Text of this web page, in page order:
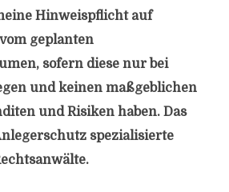
Hinweispflicht auf
geplanten
sofern diese nur bei
und keinen maßgeblichen
und Risiken haben. Das
spezialisierte